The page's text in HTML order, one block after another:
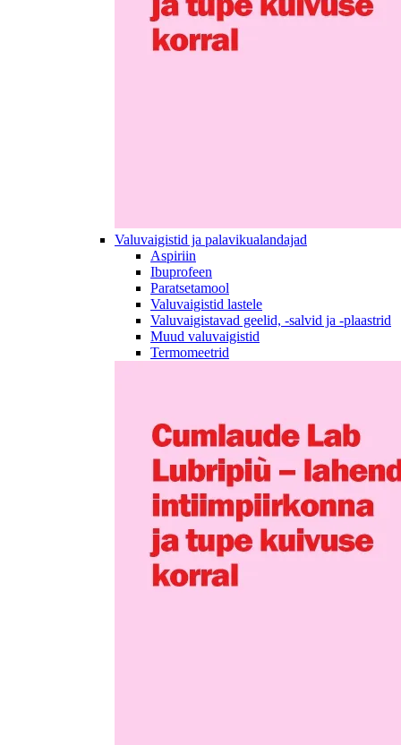
Valuvaigistid ja palavikualandajad
Aspiriin
Ibuprofeen
Paratsetamool
Valuvaigistid lastele
Valuvaigistavad geelid, -salvid ja -plaastrid
Muud valuvaigistid
Termomeetrid